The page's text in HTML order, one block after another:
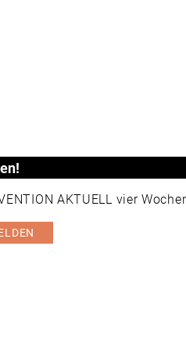
AKTUELL vier